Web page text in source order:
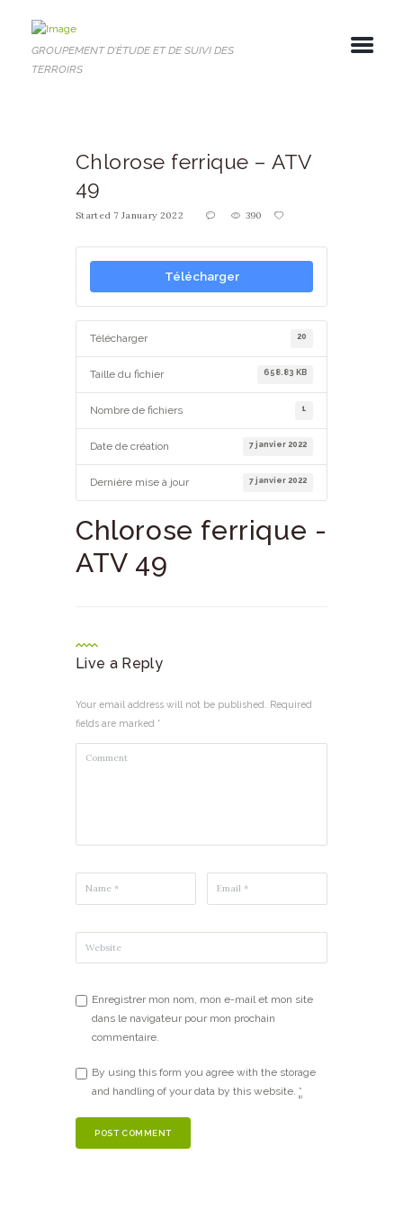
GROUPEMENT D'ÉTUDE ET DE SUIVI DES
TERROIRS
Chlorose ferrique – ATV
49
Started 7 January 2022 390
Télécharger
Télécharger 20
Taille du fichier 658.83 KB
Nombre de fichiers 1
Date de création 7 janvier 2022
Dernière mise à jour 7 janvier 2022
Chlorose ferrique -
ATV 49
Live a Reply
Your email address will not be published. Required
fields are marked *
Enregistrer mon nom, mon e-mail et mon site
dans le navigateur pour mon prochain
commentaire.
By using this form you agree with the storage
and handling of your data by this website. *